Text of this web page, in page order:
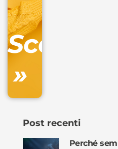
Scopri
»
Post recenti
Perché